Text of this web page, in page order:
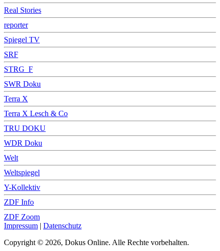
Real Stories
reporter
Spiegel TV
SRF
STRG_F
SWR Doku
Terra X
Terra X Lesch & Co
TRU DOKU
WDR Doku
Welt
Weltspiegel
Y-Kollektiv
ZDF Info
ZDF Zoom
Impressum | Datenschutz
Copyright © 2026, Dokus Online. Alle Rechte vorbehalten.